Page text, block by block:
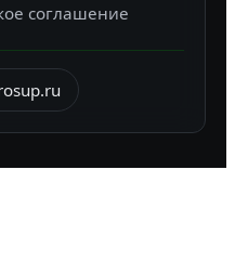
соглашение